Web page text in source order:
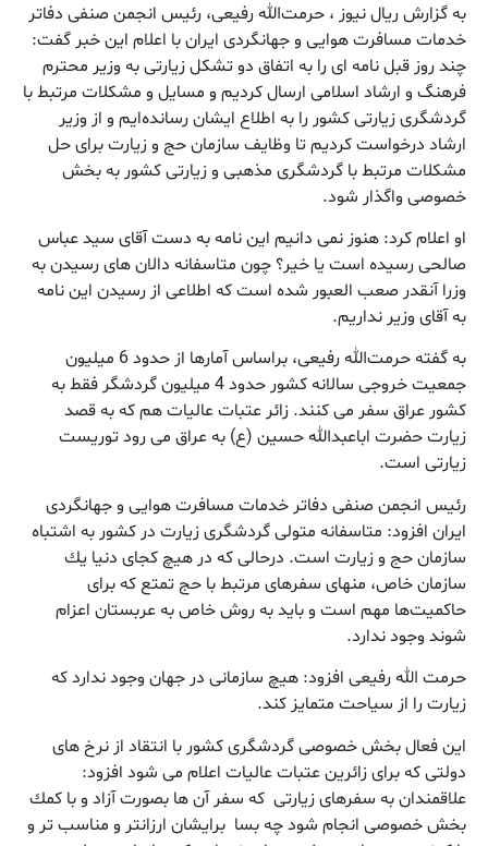
به گزارش ریال نیوز ، حرمت‌الله رفیعی، رئیس انجمن صنفی دفاتر
خدمات مسافرت هوایی و جهانگردی ایران با اعلام این خبر گفت:
چند روز قبل نامه ای را به اتفاق دو تشكل زیارتی به وزیر محترم
فرهنگ و ارشاد اسلامی ارسال كردیم و مسایل و مشكلات مرتبط با
گردشگری زیارتی كشور را به اطلاع ایشان رسانده‌ایم و از وزیر
ارشاد درخواست كردیم تا وظایف سازمان حج و زیارت برای حل
مشكلات مرتبط با گردشگری مذهبی و زیارتی كشور به بخش
خصوصی واگذار شود.
او اعلام كرد: هنوز نمی دانیم این نامه به دست آقای سید عباس
صالحی رسیده است یا خیر؟ چون متاسفانه دالان های رسیدن به
وزرا آنقدر صعب العبور شده است كه اطلاعی از رسیدن این نامه
به آقای وزیر نداریم.
به گفته حرمت‌الله رفیعی، براساس آمارها از حدود 6 میلیون
جمعیت خروجی سالانه كشور حدود 4 میلیون گردشگر فقط به
كشور عراق سفر می كنند. زائر عتبات عالیات هم كه به قصد
زیارت حضرت اباعبدالله حسین (ع) به عراق می رود توریست
زیارتی است.
رئیس انجمن صنفی دفاتر خدمات مسافرت هوایی و جهانگردی
ایران افزود: متاسفانه متولی گردشگری زیارت در كشور به اشتباه
سازمان حج و زیارت است. درحالی كه در هیچ كجای دنیا یك
سازمان خاص، منهای سفرهای مرتبط با حج تمتع كه برای
حاكمیت‌ها مهم است و باید به روش خاص به عربستان اعزام
شوند وجود ندارد.
حرمت الله رفیعی افزود: هیچ سازمانی در جهان وجود ندارد كه
زیارت را از سیاحت متمایز كند.
این فعال بخش خصوصی گردشگری كشور با انتقاد از نرخ های
دولتی كه برای زائرین عتبات عالیات اعلام می شود افزود:
علاقمندان به سفرهای زیارتی كه سفر آن ها بصورت آزاد و با كمك
بخش خصوصی انجام شود چه بسا برایشان ارزانتر و مناسب تر و